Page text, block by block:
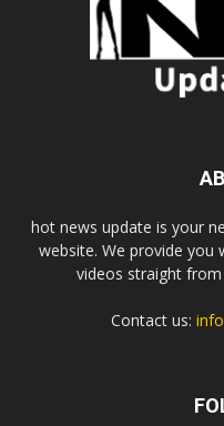
hot news update is your
website. We provide you
videos straight
Contact us: